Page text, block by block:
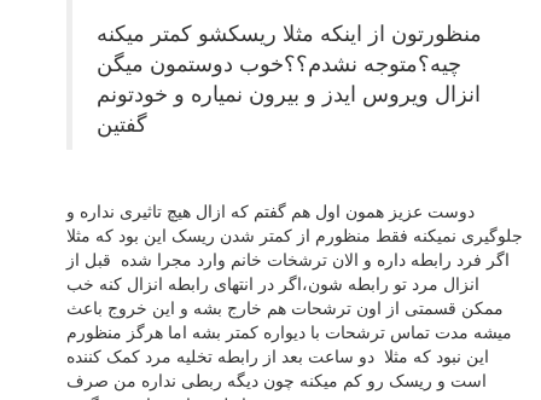
منظورتون از اینکه مثلا ریسکشو کمتر میکنه
چیه؟متوجه نشدم؟؟خوب دوستمون میگن
انزال ویروس ایدز و بیرون نمیاره و خودتونم
گفتین
دوست عزیز همون اول هم گفتم که ازال هیچ تاثیری نداره و
جلوگیری نمیکنه فقط منظورم از کمتر شدن ریسک این بود که مثلا
اگر فرد رابطه داره و الان ترشخات خانم وارد مجرا شده قبل از
انزال مرد تو رابطه شون،اگر در انتهای رابطه انزال کنه خب
ممکن قسمتی از اون ترشحات هم خارج بشه و این خروج باعث
میشه مدت تماس ترشحات با دیواره کمتر بشه اما هرگز منظورم
این نبود که مثلا دو ساعت بعد از رابطه تخلیه مرد کمک کننده
است و ریسک رو کم میکنه چون دیگه ربطی نداره من صرف